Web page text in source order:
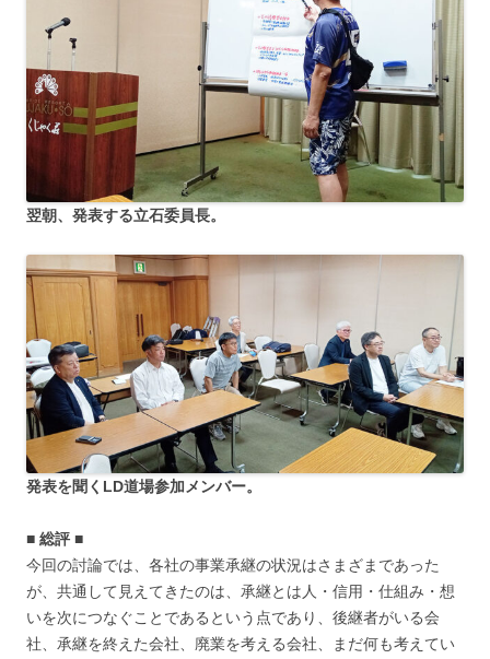
翌朝、発表する立石委員長。
発表を聞くLD道場参加メンバー。
■ 総評 ■
今回の討論では、各社の事業承継の状況はさまざまであった
が、共通して見えてきたのは、承継とは人・信用・仕組み・想
いを次につなぐことであるという点であり、後継者がいる会
社、承継を終えた会社、廃業を考える会社、まだ何も考えてい